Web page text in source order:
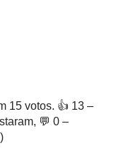
15 votos. 👍 13 –
💬 0 –